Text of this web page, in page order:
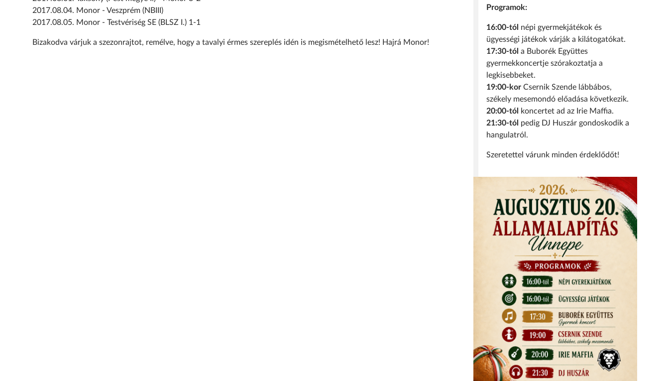
2017.08.04. Monor - Veszprém (NBIII)
2017.08.05. Monor - Testvériség SE (BLSZ I.) 1-1
Bizakodva várjuk a szezonrajtot, remélve, hogy a tavalyi érmes szereplés idén is megismételhető lesz! Hajrá Monor!
Programok:
16:00-tól népi gyermekjátékok és
ügyességi játékok várják a kilátogatókat.
17:30-tól a Buborék Együttes
gyermekkoncertje szórakoztatja a
legkisebbeket.
19:00-kor Csernik Szende lábbábos,
székely mesemondó előadása következik.
20:00-tól
koncertet ad az Irie Maffia.
21:30-tól pedig DJ Huszár gondoskodik a
hangulatról.
Szeretettel várunk minden érdeklődőt!